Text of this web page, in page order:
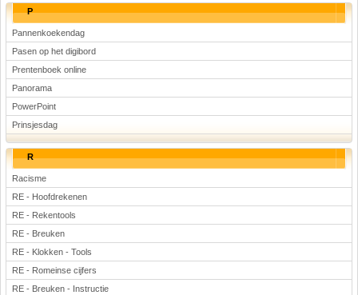
P
Pannenkoekendag
Pasen op het digibord
Prentenboek online
Panorama
PowerPoint
Prinsjesdag
R
Racisme
RE - Hoofdrekenen
RE - Rekentools
RE - Breuken
RE - Klokken - Tools
RE - Romeinse cijfers
RE - Breuken - Instructie